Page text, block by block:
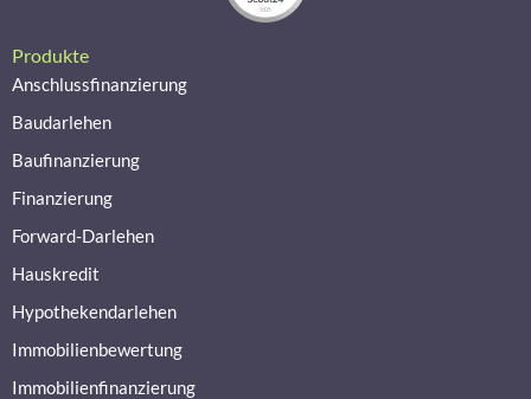
Produkte
Anschlussfinanzierung
Baudarlehen
Baufinanzierung
Finanzierung
Forward-Darlehen
Hauskredit
Hypothekendarlehen
Immobilienbewertung
Immobilienfinanzierung